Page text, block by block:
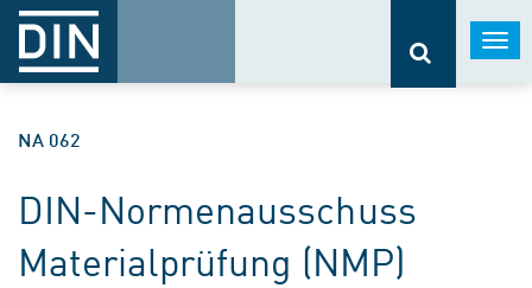
NA 062
DIN-Normenausschuss
Materialprüfung (NMP)